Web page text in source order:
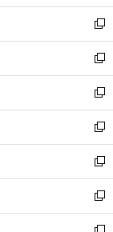
ウ
で
開
く
ン
ド
ウ
で
開
く
新
し
い
ウ
ィ
ン
ド
ウ
で
開
く
新
し
い
ウ
ィ
ン
ド
ウ
で
開
新
し
い
ウ
ィ
ン
ド
ウ
新
し
い
ウ
ィ
ン
新
し
い
ウ
新
し